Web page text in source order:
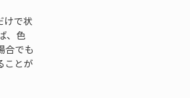
けで状
、色
合でも
ことが